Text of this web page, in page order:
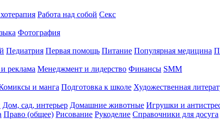
Работа над собой Секс
Фотография
Педиатрия Первая помощь Питание Популярная медицина
реклама Менеджмент и лидерство Финансы SMM
и манга Подготовка к школе Художественная
Дом, сад, интерьер Домашние животные Игрушки и
Право (общее) Рисование Рукоделие Справочники для досуга